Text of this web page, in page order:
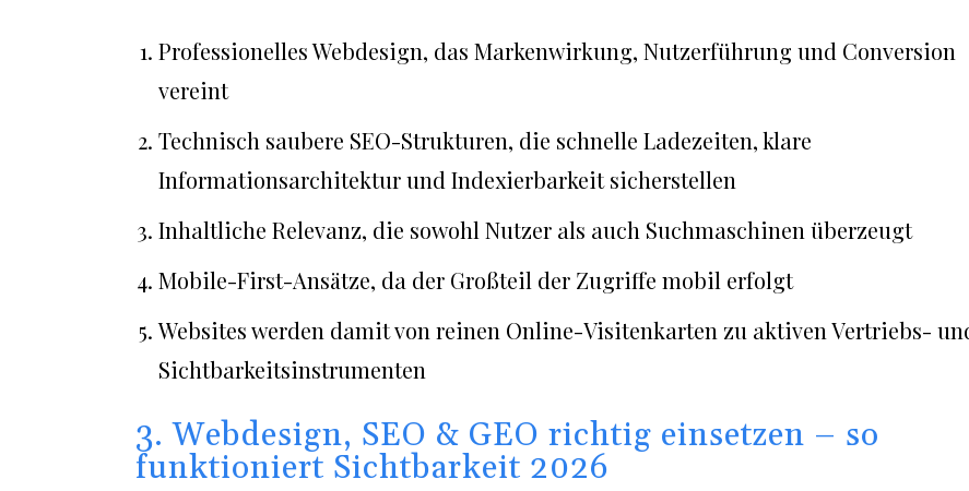
Professionelles Webdesign, das Markenwirkung, Nutzerführung und Conversion
vereint
Technisch saubere SEO-Strukturen, die schnelle Ladezeiten, klare
Informationsarchitektur und Indexierbarkeit sicherstellen
Inhaltliche Relevanz, die sowohl Nutzer als auch Suchmaschinen überzeugt
Mobile-First-Ansätze, da der Großteil der Zugriffe mobil erfolgt
Websites werden damit von reinen Online-Visitenkarten zu aktiven Vertriebs-
Sichtbarkeitsinstrumenten
3. Webdesign, SEO & GEO richtig einsetzen – so
funktioniert Sichtbarkeit 2026